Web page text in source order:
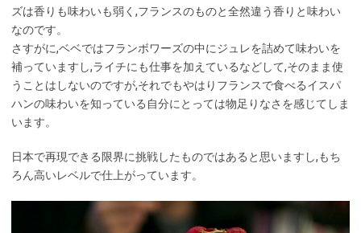
ズは香りも味わいも弱く,フランスのものと全然違う香りと味わい
なのです。
さすがに,ベベではフランボワーズの中にジュレを詰めて味わいを
補っていますし,ライチにも仕事を加えているなどして,そのまま使
うことはしないのですが,それでもやはりフランスで食べるイスパ
ハンの味わいを知っている自分にとっては物足りなさを感じてしま
います。
日本で再現できる限界に挑戦したものではあると思いますし,もち
ろん高いレベルで仕上がっています。